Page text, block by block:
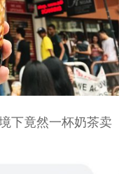
下竟然一杯奶茶卖